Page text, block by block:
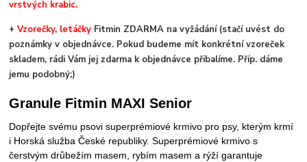
vrstvých krabic.
+Vzorečky, letáčky Fitmin ZDARMA na vyžádání (stačí uvést do
poznámky v objednávce. Pokud budeme mít konkrétní vzoreček
skladem, rádi Vám jej zdarma k objednávce přibalíme. Příp. dáme
jemu podobný;)
Granule Fitmin MAXI Senior
Dopřejte svému psovi superprémiové krmivo pro psy, kterým krmí
i Horská služba České republiky. Superprémiové krmivo s
čerstvým drůbežím masem, rybím masem a rýží garantuje